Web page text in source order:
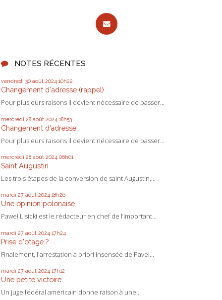
NOTES RÉCENTES
vendredi 30 août 2024 10h22
Changement d'adresse (rappel)
Pour plusieurs raisons il devient nécessaire de passer...
mercredi 28 août 2024 18h53
Changement d’adresse
Pour plusieurs raisons il devient nécessaire de passer...
mercredi 28 août 2024 06h01
Saint Augustin
Les trois étapes de la conversion de saint Augustin,...
mardi 27 août 2024 18h26
Une opinion polonaise
Paweł Lisicki est le rédacteur en chef de l’important...
mardi 27 août 2024 17h24
Prise d'otage ?
Finalement, l'arrestation a priori insensée de Pavel...
mardi 27 août 2024 17h12
Une petite victoire
Un juge fédéral américain donne raison à une...